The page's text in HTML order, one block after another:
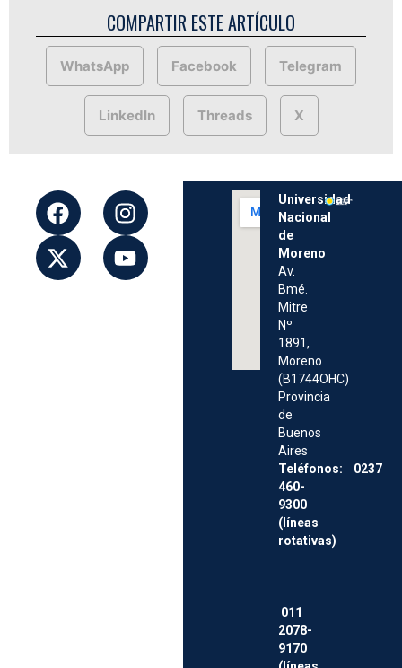
COMPARTIR ESTE ARTÍCULO
WhatsApp Facebook Telegram
LinkedIn Threads X
Universidad
Nacional
de
Moreno
Av.
Bmé.
Mitre
Nº
1891,
Moreno
(B1744OHC)
Provincia
de
Buenos
Aires
Teléfonos: 0237
460-
9300
(líneas
rotativas)
011
2078-
9170